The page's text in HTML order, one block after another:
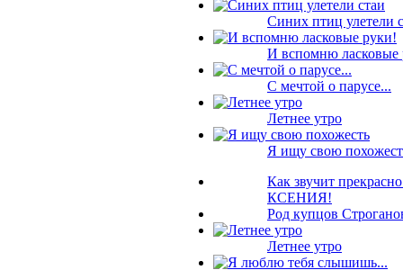
Синих птиц улетели
И вспомню ласковые
С мечтой о парусе...
Летнее утро
Я ищу свою
Как звучит
КСЕНИЯ!
Род купцов
Летнее утро